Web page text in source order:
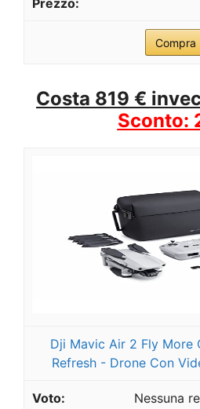
Compra
Costa 819 €
Sconto:
Dji Mavic Air 2 Fly More
Refresh - Drone Con
Nessuna